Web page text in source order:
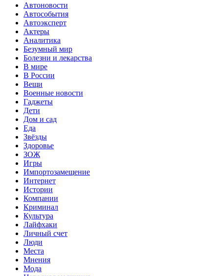
Автоновости
Автособытия
Автоэксперт
Актеры
Аналитика
Безумный мир
Болезни и лекарства
В мире
В России
Вещи
Военные новости
Гаджеты
Дети
Дом и сад
Еда
Звёзды
Здоровье
ЗОЖ
Игры
Импортозамещение
Интернет
Истории
Компании
Криминал
Культура
Лайфхаки
Личный счет
Люди
Места
Мнения
Мода